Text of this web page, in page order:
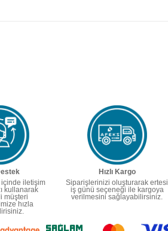
iletişim
kullanarak
müşteri
hızla
Hızlı Kargo
Siparişlerinizi oluşturarak ertesi
iş günü seçeneği ile kargoya
verilmesini sağlayabilirsiniz.